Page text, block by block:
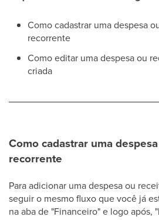
Como cadastrar uma despesa
recorrente
Como editar uma despesa ou
criada
Como cadastrar uma
recorrente
Para adicionar uma despesa ou
seguir o mesmo fluxo que você já
na aba de "Financeiro" e logo após,